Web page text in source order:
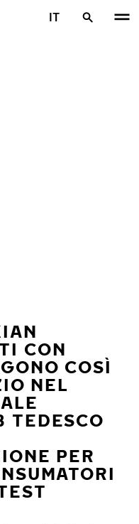
IT
CON
COSÌ
NEL
TEDESCO
PER